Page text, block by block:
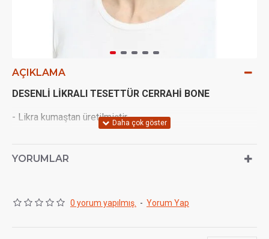
AÇIKLAMA
DESENLİ LİKRALI TESETTÜR CERRAHİ BONE
- Likra kumaştan üretilmiştir.
- Yıkanabilir.
- Uniseks ve Tek Bedendir.
YORUMLAR
0 yorum yapılmış. - Yorum Yap